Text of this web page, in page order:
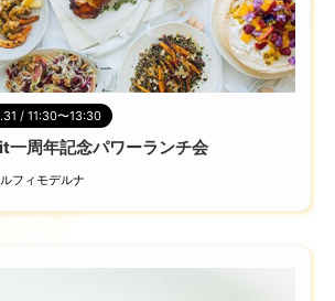
/ 11:30〜13:30
一周年記念パワーランチ会
フィモデルナ